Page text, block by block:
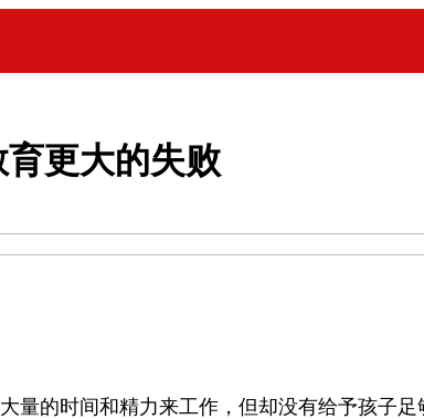
更大的失败
量的时间和精力来工作，但却没有给予孩子